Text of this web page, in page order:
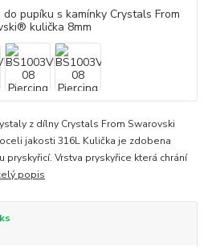
z dílny Crystals From Swarovski
jakosti 316L Kulička je zdobena
Vrstva pryskyřice která chrání
popis